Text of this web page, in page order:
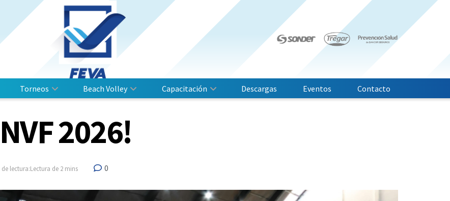
Torneos Beach Volley Capacitación Descargas Eventos Contacto
2026!
lectura:Lectura de 2 mins 0